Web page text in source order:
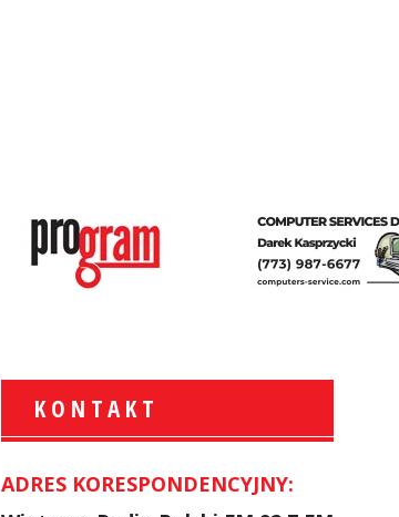
KONTAKT
ADRES KORESPONDENCYJNY:
Krzysztof Wawer:
Komentator